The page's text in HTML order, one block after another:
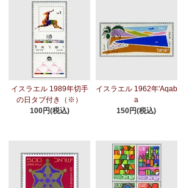
イスラエル 1989年切手
の日タブ付き（※）
100円(税込)
イスラエル 1962年'Aqab
a
150円(税込)